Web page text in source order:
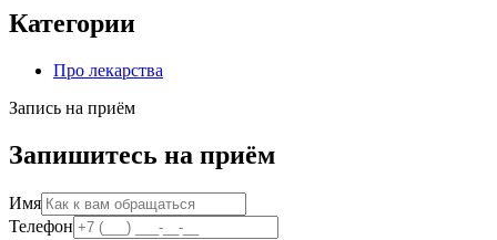
Категории
Про лекарства
Запись на приём
Запишитесь на приём
Имя
Телефон